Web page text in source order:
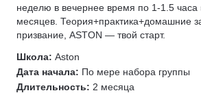
Базы данных
ООП
Solidity
неделю в вечернее время по 1-1.5 часа
месяцев. Теория+практика+домашние
призвание, ASTON — твой старт.
Школа: Aston
Дата начала: По мере набора группы
Длительность: 2 месяца